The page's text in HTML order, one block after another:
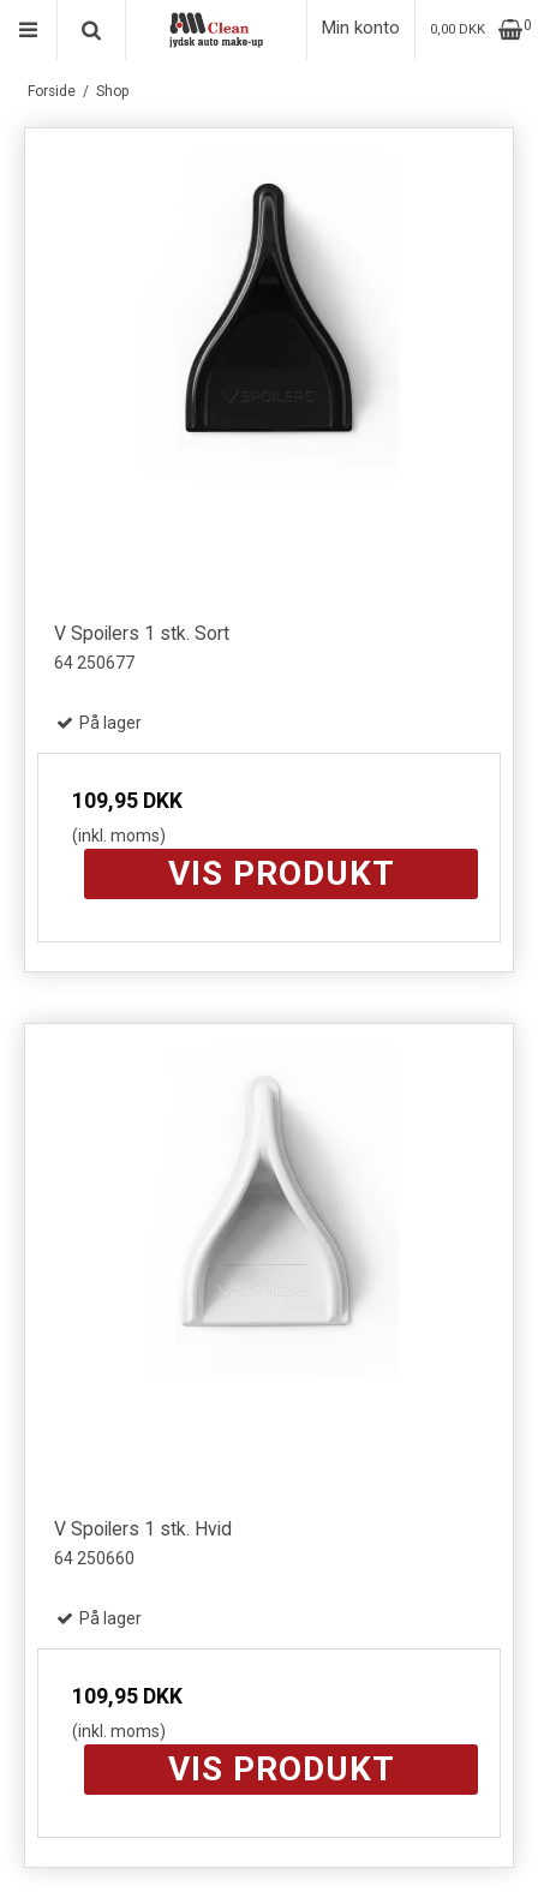
Min konto 0,00 DKK 0
Forside / Shop
V Spoilers 1 stk. Sort
64 250677
På lager
109,95 DKK
(inkl. moms)
VIS PRODUKT
V Spoilers 1 stk. Hvid
64 250660
På lager
109,95 DKK
(inkl. moms)
VIS PRODUKT